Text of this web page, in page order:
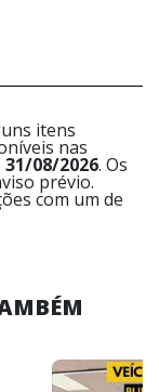
itens
nas
31/08/2026. Os
prévio.
com um de